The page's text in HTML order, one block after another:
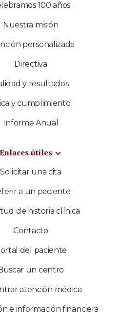
100 años
Nuestra misión
personalizada
Directiva
y resultados
y cumplimiento
Informe Anual
Enlaces útiles
Solicitar una cita
a un paciente
de historia clínica
Contacto
del paciente
un centro
atención médica
e información financiera